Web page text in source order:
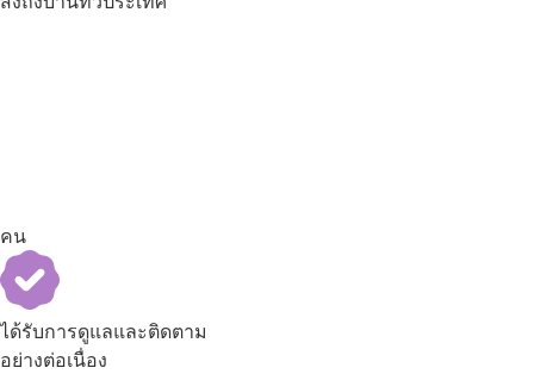
คน
ได้รับการดูแลและติดตาม
อย่างต่อเนื่อง